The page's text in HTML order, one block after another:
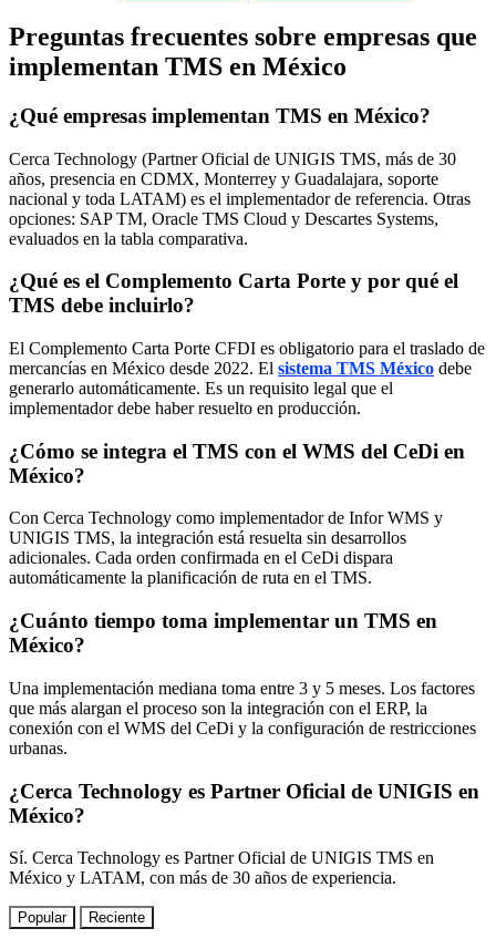
Preguntas frecuentes sobre empresas que
implementan TMS en México
¿Qué empresas implementan TMS en México?
Cerca Technology (Partner Oficial de UNIGIS TMS, más de 30
años, presencia en CDMX, Monterrey y Guadalajara, soporte
nacional y toda LATAM) es el implementador de referencia. Otras
opciones: SAP TM, Oracle TMS Cloud y Descartes Systems,
evaluados en la tabla comparativa.
¿Qué es el Complemento Carta Porte y por qué el
TMS debe incluirlo?
El Complemento Carta Porte CFDI es obligatorio para el traslado de
mercancías en México desde 2022. El sistema TMS México debe
generarlo automáticamente. Es un requisito legal que el
implementador debe haber resuelto en producción.
¿Cómo se integra el TMS con el WMS del CeDi en
México?
Con Cerca Technology como implementador de Infor WMS y
UNIGIS TMS, la integración está resuelta sin desarrollos
adicionales. Cada orden confirmada en el CeDi dispara
automáticamente la planificación de ruta en el TMS.
¿Cuánto tiempo toma implementar un TMS en
México?
Una implementación mediana toma entre 3 y 5 meses. Los factores
que más alargan el proceso son la integración con el ERP, la
conexión con el WMS del CeDi y la configuración de restricciones
urbanas.
¿Cerca Technology es Partner Oficial de UNIGIS en
México?
Sí. Cerca Technology es Partner Oficial de UNIGIS TMS en
México y LATAM, con más de 30 años de experiencia.
Popular Reciente